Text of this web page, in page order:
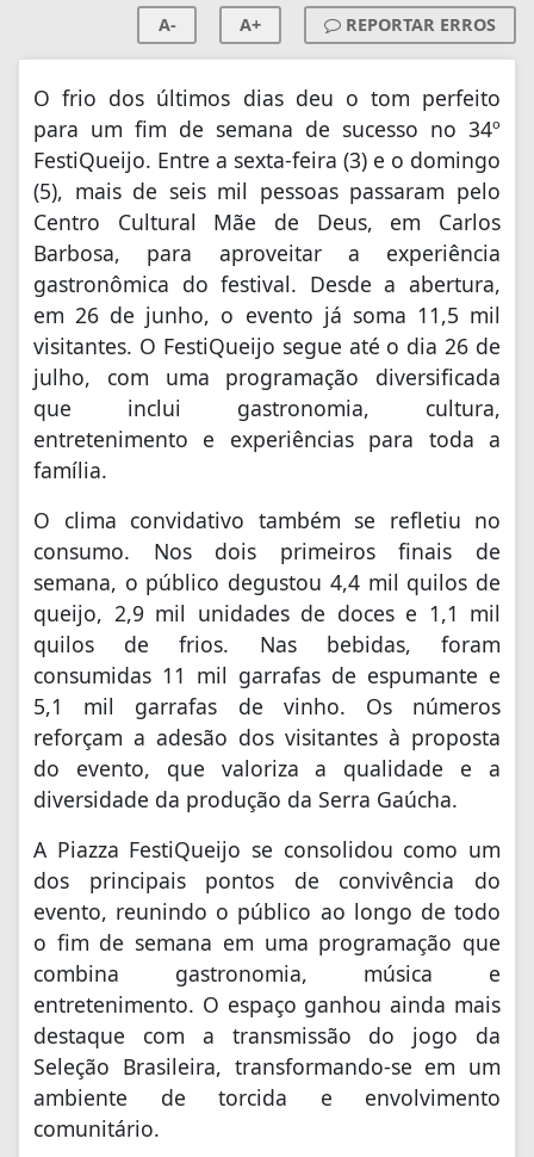
A- A+ REPORTAR ERROS
O frio dos últimos dias deu o tom perfeito
para um fim de semana de sucesso no 34º
FestiQueijo. Entre a sexta-feira (3) e o domingo
(5), mais de seis mil pessoas passaram pelo
Centro Cultural Mãe de Deus, em Carlos
Barbosa, para aproveitar a experiência
gastronômica do festival. Desde a abertura,
em 26 de junho, o evento já soma 11,5 mil
visitantes. O FestiQueijo segue até o dia 26 de
julho, com uma programação diversificada
que inclui gastronomia, cultura,
entretenimento e experiências para toda a
família.
O clima convidativo também se refletiu no
consumo. Nos dois primeiros finais de
semana, o público degustou 4,4 mil quilos de
queijo, 2,9 mil unidades de doces e 1,1 mil
quilos de frios. Nas bebidas, foram
consumidas 11 mil garrafas de espumante e
5,1 mil garrafas de vinho. Os números
reforçam a adesão dos visitantes à proposta
do evento, que valoriza a qualidade e a
diversidade da produção da Serra Gaúcha.
A Piazza FestiQueijo se consolidou como um
dos principais pontos de convivência do
evento, reunindo o público ao longo de todo
o fim de semana em uma programação que
combina gastronomia, música e
entretenimento. O espaço ganhou ainda mais
destaque com a transmissão do jogo da
Seleção Brasileira, transformando-se em um
ambiente de torcida e envolvimento
comunitário.